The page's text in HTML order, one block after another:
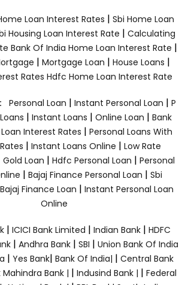
Loan Interest Rates | Sbi Home Loan
Housing Loan Interest Rate | Calculating
Bank Of India Home Loan Interest Rate |
| Mortgage Loan | House Loans |
Rates Hdfc Home Loan Interest Rate
Personal Loan | Instant Personal Loan | P
| Instant Loans | Online Loan | Bank
Interest Rates | Personal Loans With
| Instant Loans Online | Low Rate
Gold Loan | Hdfc Personal Loan | Personal
| Bajaj Finance Personal Loan | Sbi
Bajaj Finance Loan | Instant Personal Loan
Online
| ICICI Bank Limited | Indian Bank | HDFC
| Andhra Bank| SBI | Union Bank Of India
| Yes Bank| Bank Of India| | Central Bank
Mahindra Bank | | Indusind Bank | | Federal